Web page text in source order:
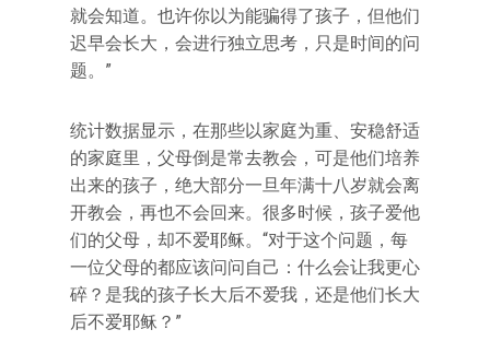
就会知道。也许你以为能骗得了孩子，但他们
迟早会长大，会进行独立思考，只是时间的问
题。”
统计数据显示，在那些以家庭为重、安稳舒适
的家庭里，父母倒是常去教会，可是他们培养
出来的孩子，绝大部分一旦年满十八岁就会离
开教会，再也不会回来。很多时候，孩子爱他
们的父母，却不爱耶稣。“对于这个问题，每
一位父母的都应该问问自己：什么会让我更心
碎？是我的孩子长大后不爱我，还是他们长大
后不爱耶稣？”